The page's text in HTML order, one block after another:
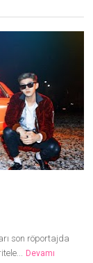
son röportajda
Devamı